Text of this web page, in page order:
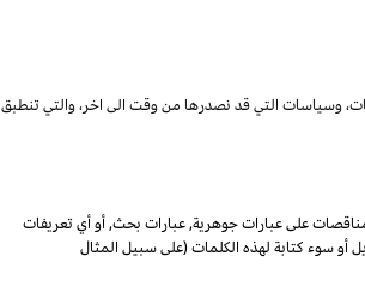
،وسياسات التي قد نصدرها من وقت الى اخر،والتي تنطبق
على عبارات جوهرية, عبارات بحث, أو أي تعريفات
أو سوء كتابة لهذه الكلمات (على سبيل المثال